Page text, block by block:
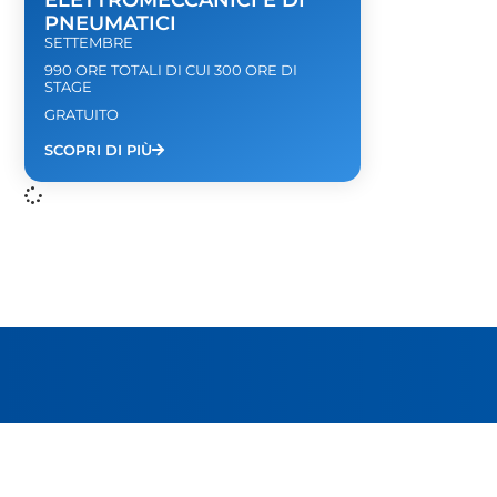
PNEUMATICI
SETTEMBRE
990 ORE TOTALI DI CUI 300 ORE DI
STAGE
GRATUITO
SCOPRI DI PIÙ